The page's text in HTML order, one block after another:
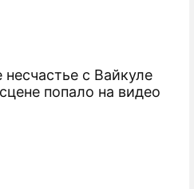
с Вайкуле
попало на видео
довели Дика Чейни
довели Чейни до